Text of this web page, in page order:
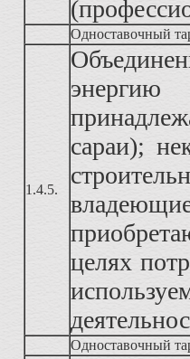
Одноставочный
1.4.5.
сараи);
целях
Одноставочный